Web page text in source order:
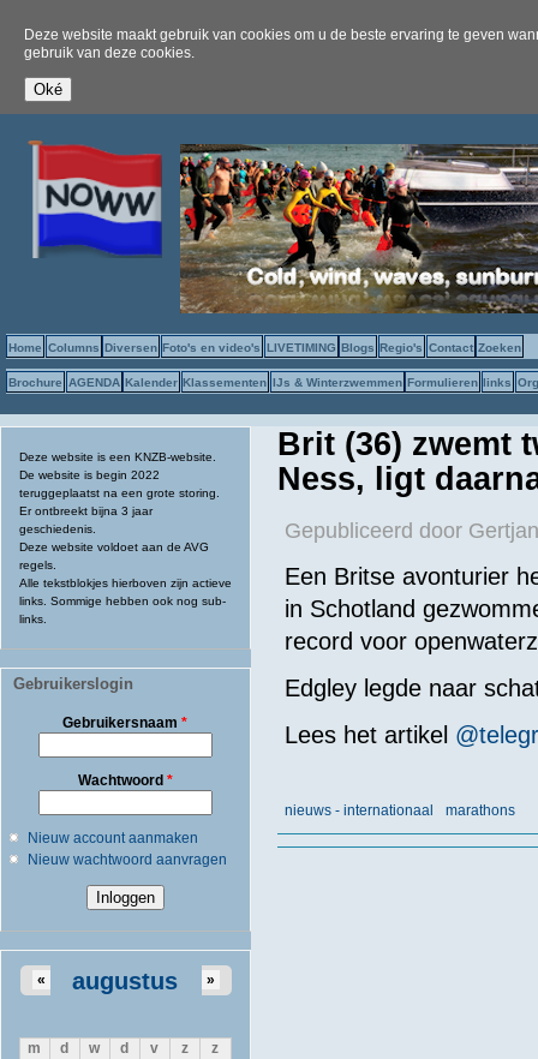
Deze website maakt gebruik van cookies om u de beste ervaring te geven
gebruik van deze cookies.
Home Columns Diversen Foto's en video's LIVETIMING Blogs Regio's Contact Zoeken
Brochure AGENDA Kalender Klassementen IJs & Winterzwemmen Formulieren links
Deze website is een KNZB-website.
De website is begin 2022
teruggeplaatst na een grote storing.
Er ontbreekt bijna 3 jaar
geschiedenis.
Deze website voldoet aan de AVG
regels.
Alle tekstblokjes hierboven zijn actieve
links. Sommige hebben ook nog sub-
links.
Gebruikerslogin
Gebruikersnaam*
Wachtwoord *
Nieuw account aanmaken
Nieuw wachtwoord aanvragen
augustus
« »
m d w d v z
z
Brit (36) zwemt
Ness, ligt
Gepubliceerd door
Een Britse avonturier
in Schotland
record voor
Edgley legde naar
Lees het artikel
nieuws - internationaal marathons